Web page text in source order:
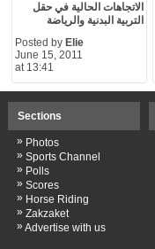
الاتجاهات الحالية في حقل
التربية البدنية والرياضة
Posted by Elie
June 15, 2011
at 13:41
Sections
» Photos
» Sports Channel
» Polls
» Scores
» Horse Riding
» Zakzaket
» Advertise with us